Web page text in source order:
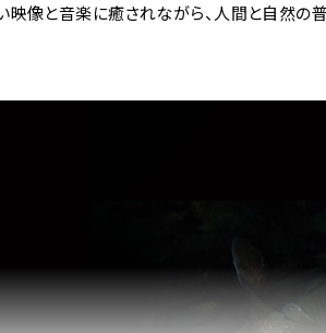
映像と音楽に癒されながら、人間と自然の